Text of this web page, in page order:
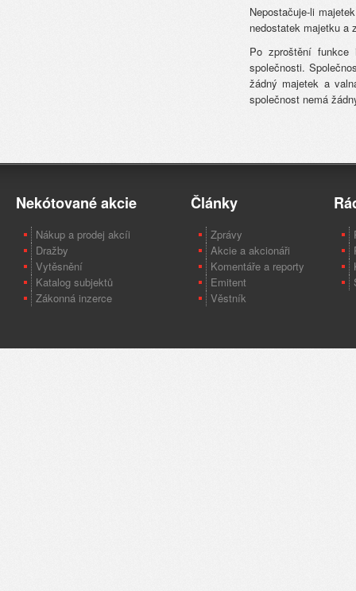
Nepostačuje-li
nedostatek majetku a
Po zproštění funkce
společnosti.
žádný majetek a
společnost nemá
Nekótované akcie
Nákup a prodej akcíi
Dražby
Vytěsnění
Katalog subjektů
Zákonná inzerce
Články
Zprávy
Akcie a akcionáři
Komentáře a reporty
Emitent
Věstník